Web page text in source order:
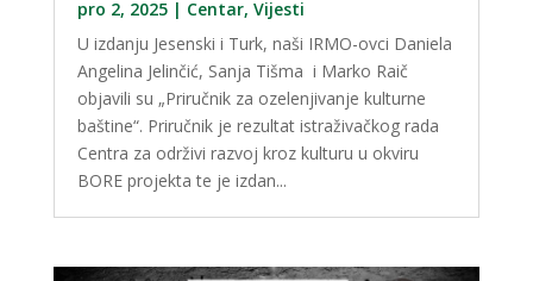
pro 2, 2025| Centar, Vijesti
U izdanju Jesenski i Turk, naši IRMO-ovci Daniela
Angelina Jelinčić, Sanja Tišma i Marko Raič
objavili su „Priručnik za ozelenjivanje kulturne
baštine“. Priručnik je rezultat istraživačkog rada
Centra za održivi razvoj kroz kulturu u okviru
BORE projekta te je izdan...